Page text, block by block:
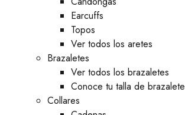
Earcuffs
Topos
Ver todos los aretes
Brazaletes
Ver todos los brazaletes
Conoce tu talla de brazalete
Collares